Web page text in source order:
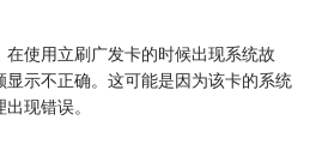
使用立刷广发卡的时候出现系统故
示不正确。这可能是因为该卡的系统
现错误。